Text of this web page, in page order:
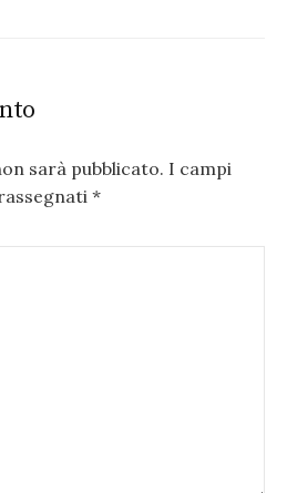
sarà pubblicato. I campi
*